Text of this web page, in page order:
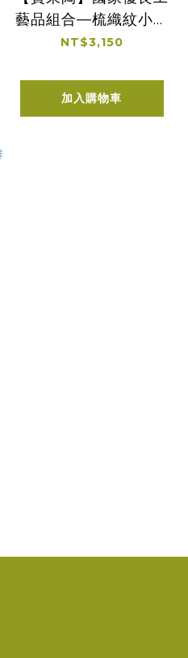
藝品組合—梳織紋小咖
啡杯盤組、範拓簡約淺
NT$3,150
加入購物車